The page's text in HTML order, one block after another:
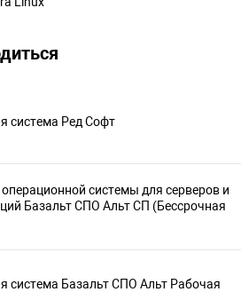
система Ред Софт
системы для серверов и
Базальт СПО Альт СП (Бессрочная
система Базальт СПО Альт Рабочая